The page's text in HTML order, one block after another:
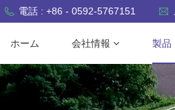
電話 : +86 - 0592-5767151
ホーム 会社情報 製品